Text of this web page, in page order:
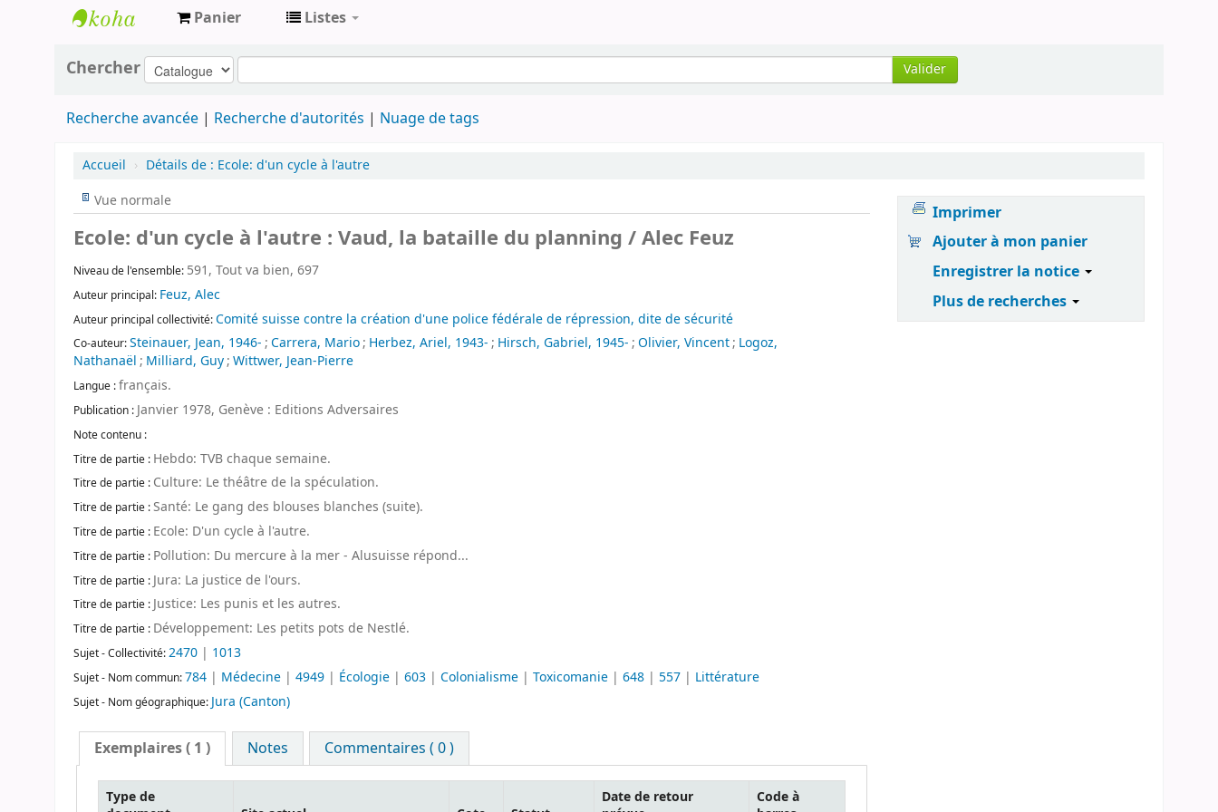
Archives
contestataires
Panier Listes
Chercher Valider
Recherche avancée Recherche d'autorités Nuage de tags
Accueil › Détails de : Ecole: d'un cycle à l'autre
Vue normale
Ecole: d'un cycle à l'autre : Vaud, la bataille du planning / Alec Feuz
Niveau de l'ensemble: 591, Tout va bien, 697
Auteur principal: Feuz, Alec
Auteur principal collectivité:Comité suisse contre la création d'une police fédérale de répression, dite de sécurité
Co-auteur:Steinauer, Jean, 1946-;Carrera, Mario; Herbez, Ariel, 1943-; Hirsch, Gabriel, 1945-;Olivier, Vincent; Logoz,
Nathanaël; Milliard, Guy;Wittwer, Jean-Pierre
Langue :français.
Publication : Janvier 1978, Genève : Editions Adversaires
Note contenu :
Titre de partie : Hebdo: TVB chaque semaine.
Titre de partie : Culture: Le théâtre de la spéculation.
Titre de partie :Santé: Le gang des blouses blanches (suite).
Titre de partie : Ecole: D'un cycle à l'autre.
Titre de partie : Pollution: Du mercure à la mer - Alusuisse répond...
Titre de partie : Jura: La justice de l'ours.
Titre de partie : Justice: Les punis et les autres.
Titre de partie : Développement: Les petits pots de Nestlé.
Sujet - Collectivité:2470 | 1013
Sujet - Nom commun:784 | Médecine | 4949 | Écologie | 603 | Colonialisme | Toxicomanie | 648 | 557 | Littérature
Sujet - Nom géographique: Jura (Canton)
Exemplaires( 1 ) Notes Commentaires ( 0 )
Type de
Date de retour
Code à
Imprimer
Ajouter à mon panier
Enregistrer la notice
Plus de recherches